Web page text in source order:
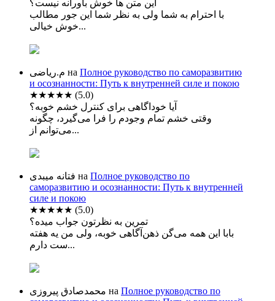
این متن ها خوش باورانه نیست؟
با احترام به شما ولی به نظر شما این جور مطالب
خوش خیالی...
م.ریاضی на Полное руководство по саморазвитию
и осознанности: Путь к внутренней силе и покою
★★★★★ (5.0)
آیا خوداگاهی برای کنترل خشم خوبه؟
وقتی خشم تمام وجودم را فرا می‌گیرد، چگونه
می‌توانم از...
فتانه میبدی на Полное руководство по
саморазвитию и осознанности: Путь к внутренней
силе и покою
★★★★★ (5.0)
تمرین به نظرتون جواب میده؟
بابا این همه می‌گن ذهن‌آگاهی خوبه، ولی من یه هفته
ست دارم...
محمدصادق پیروزی на Полное руководство по